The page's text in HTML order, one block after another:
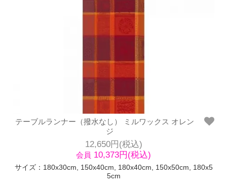
テーブルランナー（撥水なし） ミルワックス オレン
ジ
12,650円(税込)
会員 10,373円(税込)
サイズ：180x30cm, 150x40cm, 180x40cm, 150x50cm, 180x5
5cm